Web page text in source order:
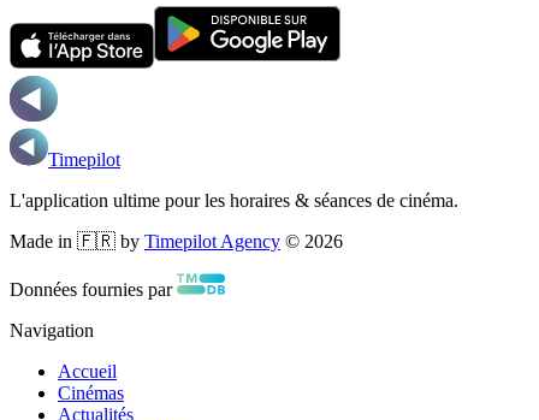
Timepilot
L'application ultime pour les horaires & séances de cinéma.
Made in 🇫🇷 by Timepilot Agency © 2026
Données fournies par
Navigation
Accueil
Cinémas
Actualités